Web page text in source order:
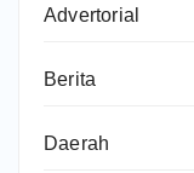
Advertorial
Berita
Daerah